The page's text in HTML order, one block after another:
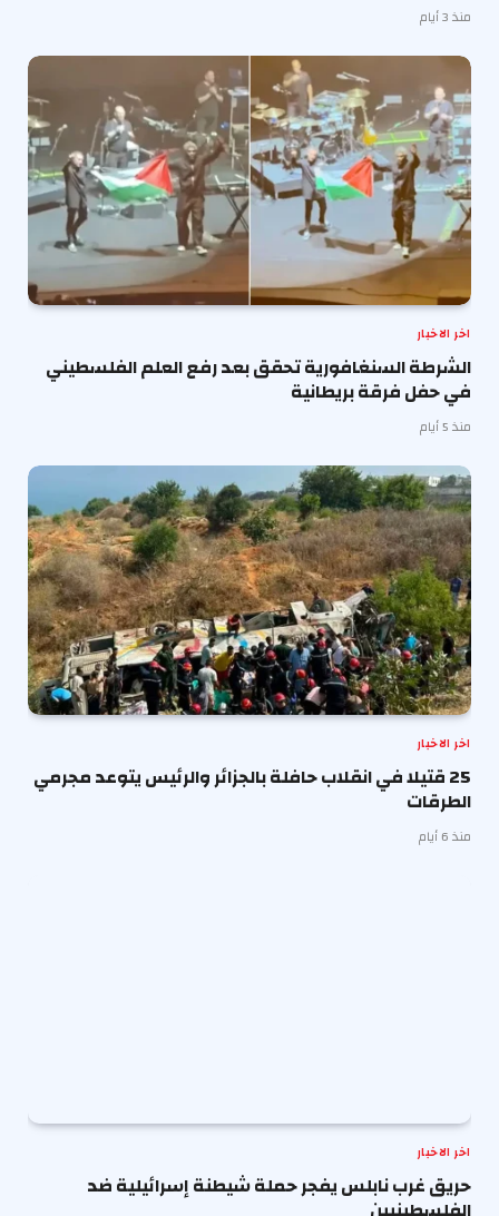
منذ 3 أيام
اخر الاخبار
الشرطة السنغافورية تحقق بعد رفع العلم الفلسطيني
في حفل فرقة بريطانية
منذ 5 أيام
اخر الاخبار
25 قتيلا في انقلاب حافلة بالجزائر والرئيس يتوعد مجرمي
الطرقات
منذ 6 أيام
اخر الاخبار
حريق غرب نابلس يفجر حملة شيطنة إسرائيلية ضد